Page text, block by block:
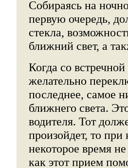
Собираясь на
первую очередь,
стекла,
ближний свет, а
Когда со
желательно
последнее, самое
ближнего света.
водителя. Тот
произойдет, то при
некоторое время
как этот прием